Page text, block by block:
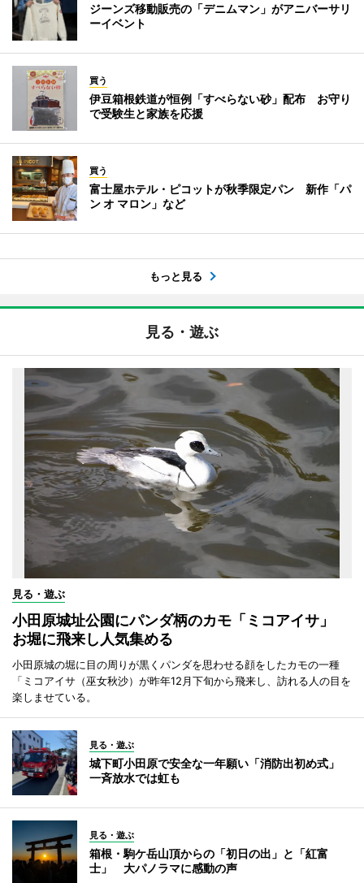
ジーンズ移動販売の「デニムマン」がアニバーサリ
ーイベント
買う
伊豆箱根鉄道が恒例「すべらない砂」配布 お守り
で受験生と家族を応援
買う
富士屋ホテル・ピコットが秋季限定パン 新作「パ
ン オ マロン」など
もっと見る
見る・遊ぶ
見る・遊ぶ
小田原城址公園にパンダ柄のカモ「ミコアイサ」
お堀に飛来し人気集める
小田原城の堀に目の周りが黒くパンダを思わせる顔をしたカモの一種
「ミコアイサ（巫女秋沙）が昨年12月下旬から飛来し、訪れる人の目を
楽しませている。
見る・遊ぶ
城下町小田原で安全な一年願い「消防出初め式」
一斉放水では虹も
見る・遊ぶ
箱根・駒ケ岳山頂からの「初日の出」と「紅富
士」 大パノラマに感動の声